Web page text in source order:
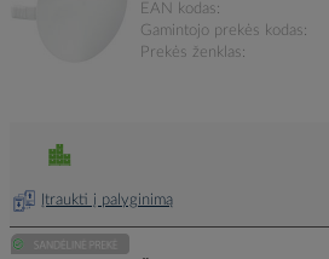
EAN kodas
Gamintojo prekės kodas
Prekės ženklas
Įtraukti į palyginimą